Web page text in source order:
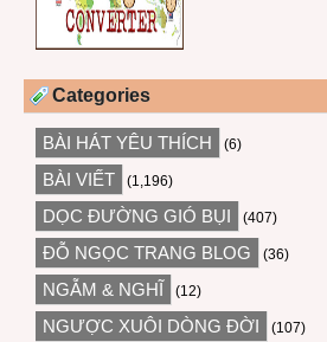
Categories
BÀI HÁT YÊU THÍCH (6)
BÀI VIẾT (1,196)
DỌC ĐƯỜNG GIÓ BỤI (407)
ĐỖ NGỌC TRANG BLOG (36)
NGẪM & NGHĨ (12)
NGƯỢC XUÔI DÒNG ĐỜI (107)